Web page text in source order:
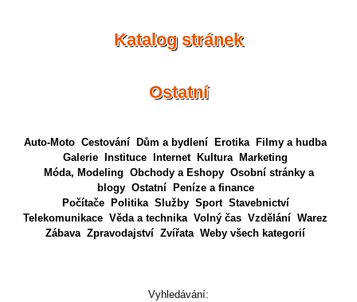
Katalog stránek
Ostatní
Auto-Moto Cestování Dům a bydlení Erotika
Filmy a hudba
Galerie
Instituce Internet Kultura
Marketing
Móda, Modeling Obchody a Eshopy Osobní stránky a
blogy Ostatní
Peníze a finance
Počítače
Politika Služby Sport Stavebnictví
Telekomunikace Věda a technika Volný čas Vzdělání Warez
Zábava Zpravodajství Zvířata Weby všech kategorií
Vyhledávání: